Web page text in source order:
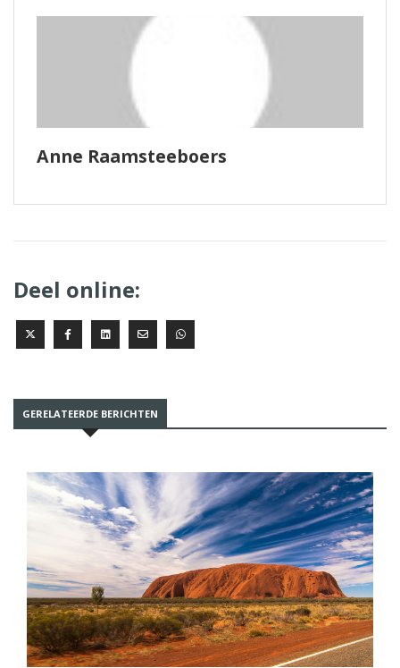
Anne Raamsteeboers
Deel online:
GERELATEERDE BERICHTEN